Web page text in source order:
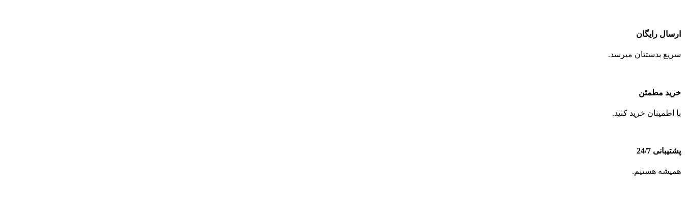
ارسال رایگان
سریع بدستتان میرسد.
خرید مطمئن
با اطمینان خرید کنید.
پشتیبانی 24/7
همیشه هستیم.